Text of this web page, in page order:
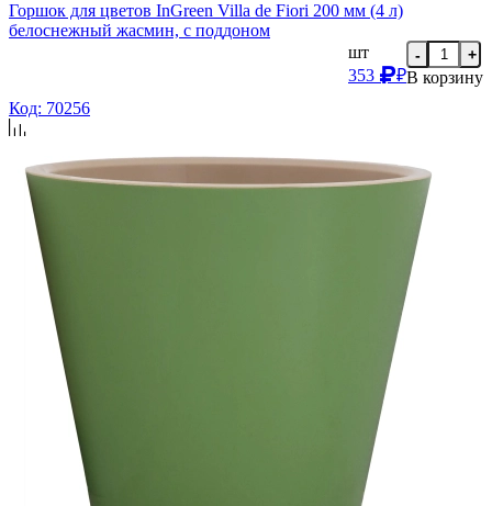
Горшок для цветов InGreen Villa de Fiori 200 мм (4 л)
белоснежный жасмин, с поддоном
шт
353
₽
- +
В корзину
Код: 70256